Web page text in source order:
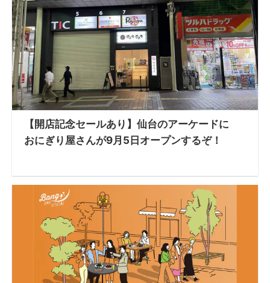
【開店記念セールあり】仙台のアーケードに
おにぎり屋さんが9月5日オープンするぞ！